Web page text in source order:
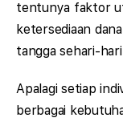
tentunya faktor
ketersediaan
tangga sehari-
Apalagi setiap
berbagai